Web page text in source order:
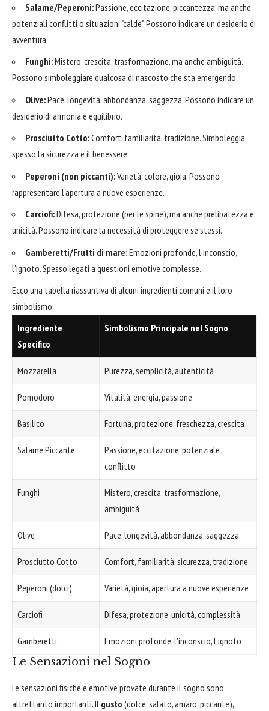
Salame/Peperoni:Passione, eccitazione, piccantezza, ma anche
potenziali conflitti o situazioni "calde". Possono indicare un desiderio di
avventura.
Funghi:Mistero, crescita, trasformazione, ma anche ambiguità.
Possono simboleggiare qualcosa di nascosto che sta emergendo.
Olive:Pace, longevità, abbondanza, saggezza. Possono indicare un
desiderio di armonia e equilibrio.
Prosciutto Cotto:Comfort, familiarità, tradizione. Simboleggia
spesso la sicurezza e il benessere.
Peperoni (non piccanti):Varietà, colore, gioia. Possono
rappresentare l'apertura a nuove esperienze.
Carciofi:Difesa, protezione (per le spine), ma anche prelibatezza e
unicità. Possono indicare la necessità di proteggere se stessi.
Gamberetti/Frutti di mare:Emozioni profonde, l'inconscio,
l'ignoto. Spesso legati a questioni emotive complesse.
Ecco una tabella riassuntiva di alcuni ingredienti comuni e il loro
simbolismo:
Ingrediente
Specifico
Simbolismo Principale nel Sogno
Mozzarella Purezza, semplicità, autenticità
Pomodoro Vitalità, energia, passione
Basilico Fortuna, protezione, freschezza, crescita
Salame Piccante
Passione, eccitazione, potenziale
conflitto
Funghi
Mistero, crescita, trasformazione,
ambiguità
Olive Pace, longevità, abbondanza, saggezza
Prosciutto Cotto Comfort, familiarità, sicurezza, tradizione
Peperoni (dolci) Varietà, gioia, apertura a nuove esperienze
Carciofi Difesa, protezione, unicità, complessità
Gamberetti Emozioni profonde, l'inconscio, l'ignoto
Le Sensazioni nel Sogno
Le sensazioni fisiche e emotive provate durante il sogno sono
altrettanto importanti. Il gusto (dolce, salato, amaro, piccante),